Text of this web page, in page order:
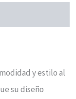
y estilo al
su diseño